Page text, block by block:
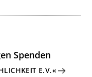
Spenden
E.V.«